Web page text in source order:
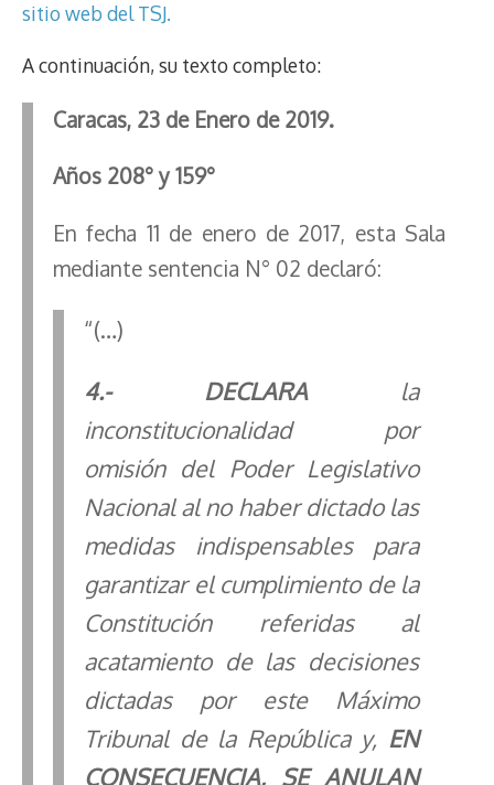
sitio web del TSJ.
A continuación, su texto completo:
Caracas, 23 de Enero de 2019.
Años 208° y 159°
En fecha 11 de enero de 2017, esta Sala
mediante sentencia N° 02 declaró:
“(…)
4.- DECLARAla
inconstitucionalidad por
omisión del Poder Legislativo
Nacional al no haber dictado las
medidas indispensables para
garantizar el cumplimiento de la
Constitución referidas al
acatamiento de las decisiones
dictadas por este Máximo
Tribunal de la República y, EN
CONSECUENCIA, SE ANULAN